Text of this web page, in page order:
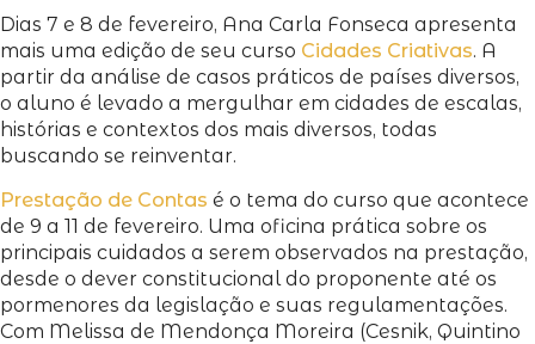
Dias 7 e 8 de fevereiro, Ana Carla Fonseca apresenta
mais uma edição de seu curso Cidades Criativas. A
partir da análise de casos práticos de países diversos,
o aluno é levado a mergulhar em cidades de escalas,
histórias e contextos dos mais diversos, todas
buscando se reinventar.
Prestação de Contas é o tema do curso que acontece
de 9 a 11 de fevereiro. Uma oficina prática sobre os
principais cuidados a serem observados na prestação,
desde o dever constitucional do proponente até os
pormenores da legislação e suas regulamentações.
Com Melissa de Mendonça Moreira (Cesnik, Quintino